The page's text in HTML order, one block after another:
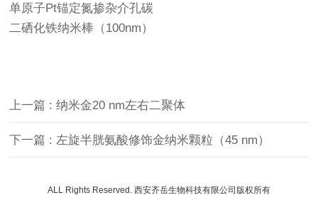
单原子Pt锚定氮掺杂介孔碳
二硒化铁纳米棒（100nm）
上一篇 : 纳米金20 nm左右二聚体
下一篇 : 左旋半胱氨酸修饰金纳米颗粒（45 nm）
ALL Rights Reserved. 西安齐岳生物科技有限公司版权所有